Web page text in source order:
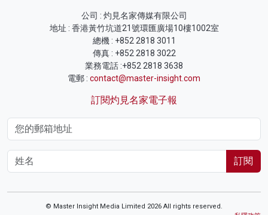
公司 : 灼見名家傳媒有限公司
地址 : 香港黃竹坑道21號環匯廣場10樓1002室
總機 : +852 2818 3011
傳真 : +852 2818 3022
業務電話 :+852 2818 3638
電郵 : contact@master-insight.com
訂閱灼見名家電子報
訂閱
© Master Insight Media Limited 2026 All rights reserved.